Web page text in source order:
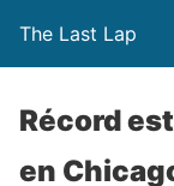
The Last Lap
Récord
en